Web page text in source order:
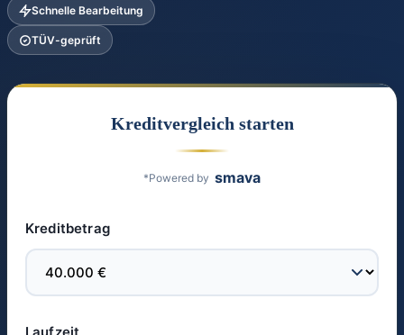
Schnelle Bearbeitung
TÜV-geprüft
Kreditvergleich starten
*Powered by smava
Kreditbetrag